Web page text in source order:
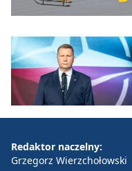
Redaktor naczelny:
Grzegorz Wierzchołowski